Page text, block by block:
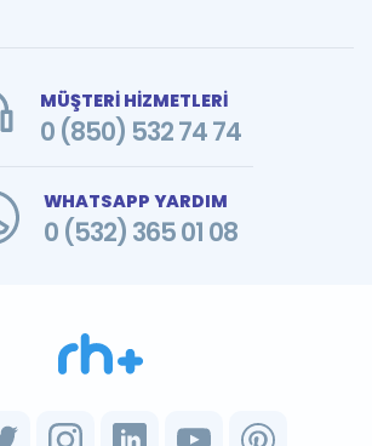
MÜŞTERİ HİZMETLERİ
0 (850) 532 74 74
WHATSAPP YARDIM
0 (532) 365 01 08